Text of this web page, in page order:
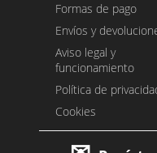
Formas de pago
Envíos y
Aviso legal y
funcionamiento
Política de
Cookies